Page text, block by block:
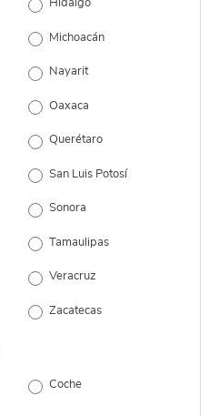
Hidalgo
Michoacán
Nayarit
Oaxaca
Querétaro
San Luis Potosí
Sonora
Tamaulipas
Veracruz
Zacatecas
Coche